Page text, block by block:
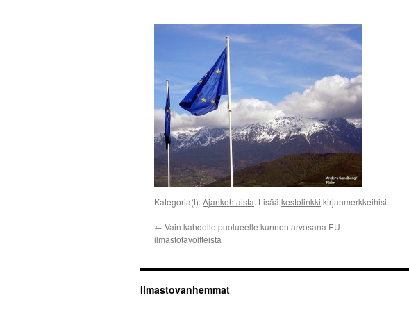
Kategoria(t):Ajankohtaista. Lisää kestolinkki kirjanmerkkeihisi.
← Vain kahdelle puolueelle kunnon arvosana EU-
ilmastotavoitteista
Ilmastovanhemmat